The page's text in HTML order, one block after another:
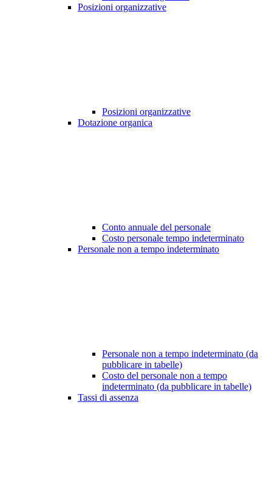
Posizioni organizzative
Posizioni organizzative
Dotazione organica
Conto annuale del personale
Costo personale tempo indeterminato
Personale non a tempo indeterminato
Personale non a tempo indeterminato (da
pubblicare in tabelle)
Costo del personale non a tempo
indeterminato (da pubblicare in tabelle)
Tassi di assenza